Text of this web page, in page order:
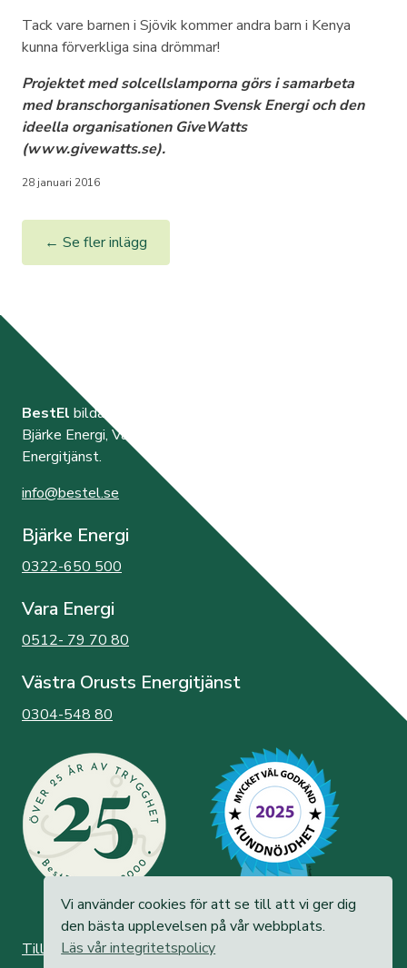
Tack vare barnen i Sjövik kommer andra barn i Kenya
kunna förverkliga sina drömmar!
Projektet med solcellslamporna görs i samarbeta
med branschorganisationen Svensk Energi och den
ideella organisationen GiveWatts
(www.givewatts.se).
28 januari 2016
← Se fler inlägg
BestEl bildades år 2000 av de tre elnätsföretagen
Bjärke Energi, Vara Energi samt Västra Orusts
Energitjänst.
info@bestel.se
Bjärke Energi
0322-650 500
Vara Energi
0512- 79 70 80
Västra Orusts Energitjänst
0304-548 80
Tillgänglighetsredogörelse
Vi använder cookies för att se till att vi ger dig
den bästa upplevelsen på vår webbplats.
Läs vår integritetspolicy